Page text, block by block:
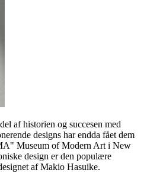
af historien og succesen med
designs har endda fået dem
Museum of Modern Art i New
design er den populære
af Makio Hasuike.